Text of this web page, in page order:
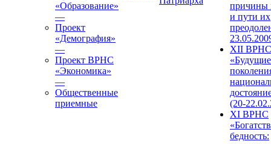
«Образование»
—
Проект
«Демография»
—
Проект ВРНС
«Экономика»
—
Общественные
приемные
причины
и пути их
XII ВРНС
«Будущие
(20-
XI ВРНС
бедность: